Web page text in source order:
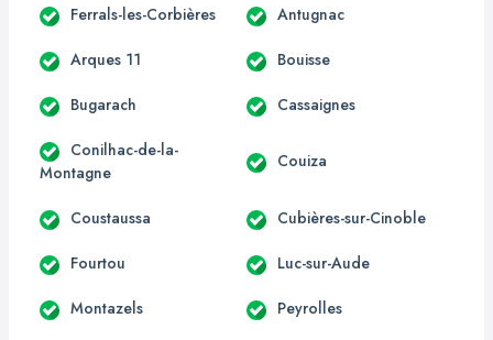
Ferrals-les-Corbières Antugnac
Arques 11 Bouisse
Bugarach Cassaignes
Conilhac-de-la-
Montagne
Couiza
Coustaussa Cubières-sur-Cinoble
Fourtou Luc-sur-Aude
Montazels Peyrolles